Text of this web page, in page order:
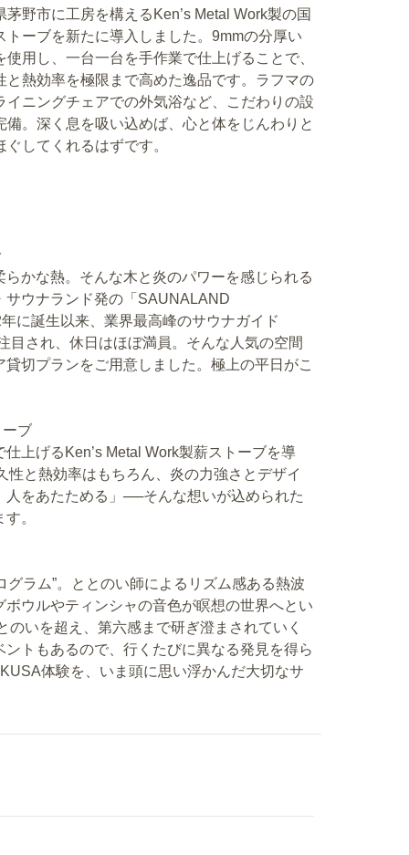
茅野市に工房を構えるKen’s Metal Work製の国
トーブを新たに導入しました。9mmの分厚い
使用し、一台一台を手作業で仕上げることで、
と熱効率を極限まで高めた逸品です。ラフマの
イニングチェアでの外気浴など、こだわりの設
備。深く息を吸い込めば、心と体をじんわりと
ぐしてくれるはずです。
かな熱。そんな木と炎のパワーを感じられる
ウナランド発の「SAUNALAND
に誕生以来、業界最高峰のサウナガイド
され、休日はほぼ満員。そんな人気の空間
切プランをご用意しました。極上の平日がこ
ーブ
上げるKen’s Metal Work製薪ストーブを導
と熱効率はもちろん、炎の力強さとデザイ
をあたためる」──そんな想いが込められた
。
ラム”。ととのい師によるリズム感ある熱波
ウルやティンシャの音色が瞑想の世界へとい
いを超え、第六感まで研ぎ澄まされていく
トもあるので、行くたびに異なる発見を得ら
体験を、いま頭に思い浮かんだ大切なサ